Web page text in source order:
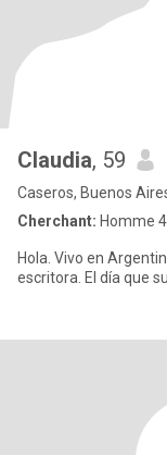
Claudia, 59
Caseros, Buenos
Cherchant: Homme
Hola. Vivo en
escritora. El día que